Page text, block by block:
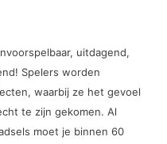
uitdagend,
Spelers worden
waarbij ze het gevoel
te zijn gekomen. Al
moet je binnen 60